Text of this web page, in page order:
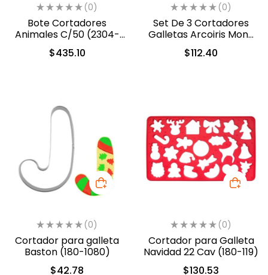
(0)
Bote Cortadores
Animales C/50 (2304-
1055)
$435.10
(0)
Set De 3 Cortadores
Galletas Arcoiris Mono
De Nieve Color Plateado
(201831)
$112.40
(0)
Cortador para galleta
Baston (180-1080)
$42.78
(0)
Cortador para Galleta
Navidad 22 Cav (180-119)
$130.53